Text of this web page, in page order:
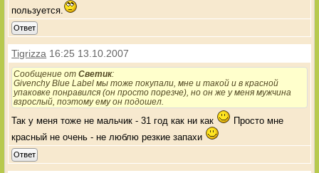
пользуется.
Ответ
Tigrizza 16:25 13.10.2007
Сообщение отСветик:
Givenchy Blue Label мы тоже покупали, мне и такой и в красной
упаковке понравился (он просто порезче), но он же у меня мужчина
взрослый, поэтому ему он подошел.
Так у меня тоже не мальчик - 31 год как ни как
Просто мне
красный не очень - не люблю резкие запахи
Ответ